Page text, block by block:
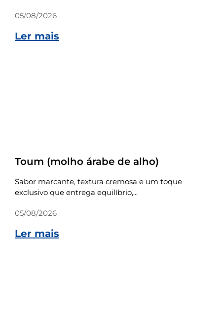
05/08/2026
Ler mais
Toum (molho árabe de alho)
Sabor marcante, textura cremosa e um toque
exclusivo que entrega equilíbrio,...
05/08/2026
Ler mais